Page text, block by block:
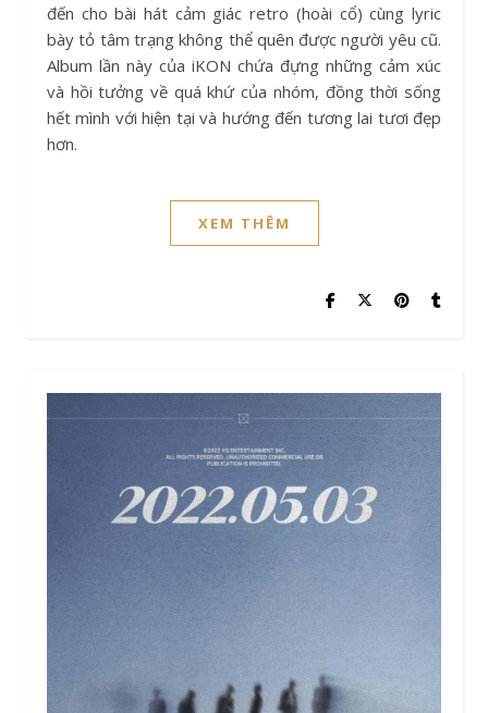
đến cho bài hát cảm giác retro (hoài cổ) cùng lyric
bày tỏ tâm trạng không thể quên được người yêu cũ.
Album lần này của iKON chứa đựng những cảm xúc
và hồi tưởng về quá khứ của nhóm, đồng thời sống
hết mình với hiện tại và hướng đến tương lai tươi đẹp
hơn.
XEM THÊM